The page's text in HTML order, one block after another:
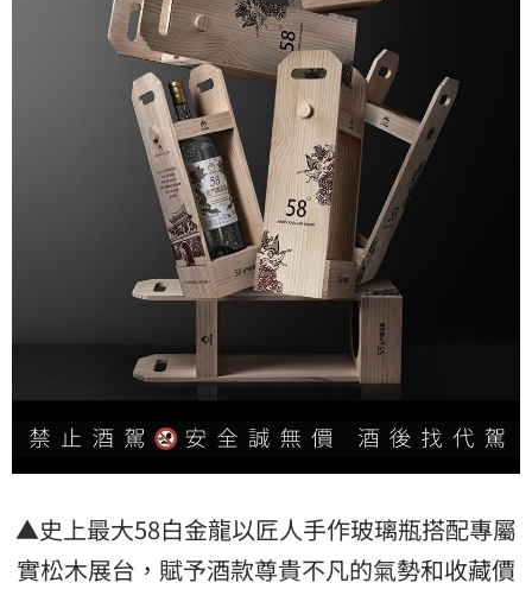
▲史上最大58白金龍以匠人手作玻璃瓶搭配專屬
實松木展台，賦予酒款尊貴不凡的氣勢和收藏價